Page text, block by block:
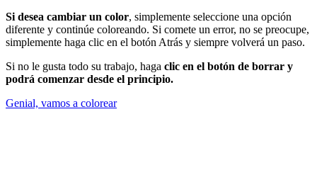
Si desea cambiar un color, simplemente seleccione una opción
diferente y continúe coloreando. Si comete un error, no se preocupe,
simplemente haga clic en el botón Atrás y siempre volverá un paso.
Si no le gusta todo su trabajo, haga clic en el botón de borrar y
podrá comenzar desde el principio.
Genial, vamos a colorear